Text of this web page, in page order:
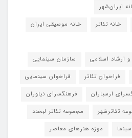
ایران‌شهر
خانه تئاتر
خانه موسیقی ایران
ارشاد اسلامی
سازمان سینمایی
فراخوان تئاتر
فراخوان سینمایی
ارسباران
فرهنگسرای نیاوران
تئاترشهر
مجموعه تئاتر لبخند
موزه هنرهای معاصر